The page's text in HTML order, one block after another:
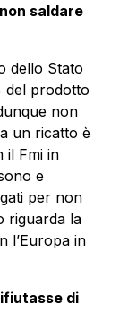
saldare
dello Stato
del prodotto
non
un ricatto è
il Fmi in
e
per non
riguarda la
l’Europa in
di